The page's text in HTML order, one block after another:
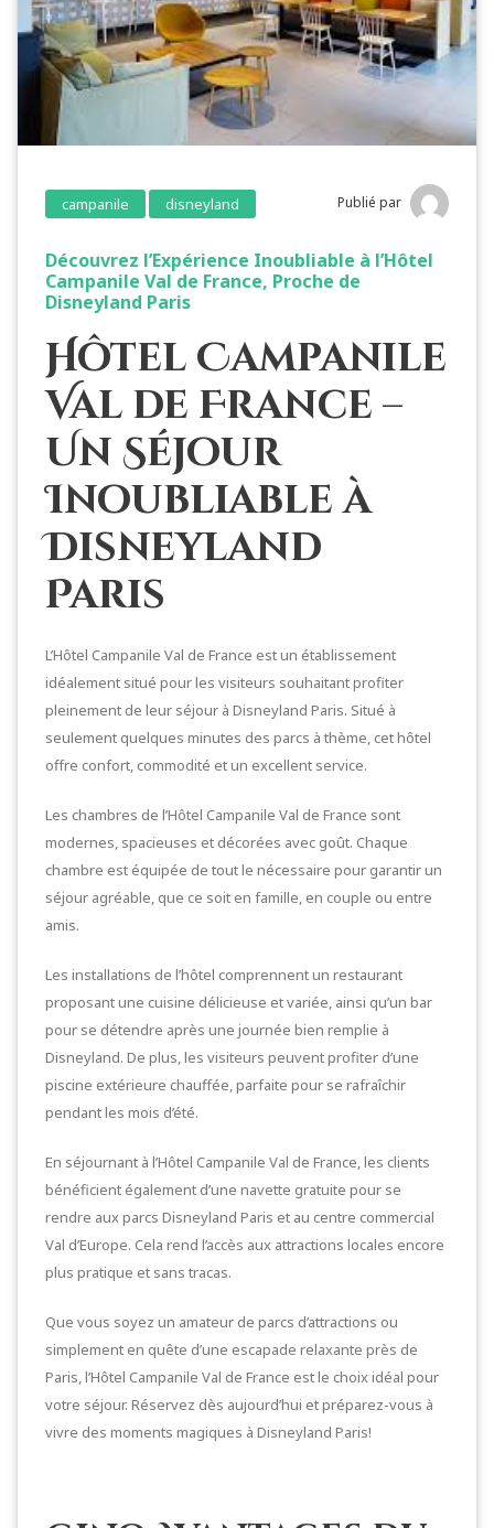
campanile disneyland Publié par
Découvrez l’Expérience Inoubliable à l’Hôtel
Campanile Val de France, Proche de
Disneyland Paris
Hôtel Campanile
Val de France –
Un Séjour
Inoubliable à
Disneyland
Paris
L’Hôtel Campanile Val de France est un établissement
idéalement situé pour les visiteurs souhaitant profiter
pleinement de leur séjour à Disneyland Paris. Situé à
seulement quelques minutes des parcs à thème, cet hôtel
offre confort, commodité et un excellent service.
Les chambres de l’Hôtel Campanile Val de France sont
modernes, spacieuses et décorées avec goût. Chaque
chambre est équipée de tout le nécessaire pour garantir un
séjour agréable, que ce soit en famille, en couple ou entre
amis.
Les installations de l’hôtel comprennent un restaurant
proposant une cuisine délicieuse et variée, ainsi qu’un bar
pour se détendre après une journée bien remplie à
Disneyland. De plus, les visiteurs peuvent profiter d’une
piscine extérieure chauffée, parfaite pour se rafraîchir
pendant les mois d’été.
En séjournant à l’Hôtel Campanile Val de France, les clients
bénéficient également d’une navette gratuite pour se
rendre aux parcs Disneyland Paris et au centre commercial
Val d’Europe. Cela rend l’accès aux attractions locales encore
plus pratique et sans tracas.
Que vous soyez un amateur de parcs d’attractions ou
simplement en quête d’une escapade relaxante près de
Paris, l’Hôtel Campanile Val de France est le choix idéal pour
votre séjour. Réservez dès aujourd’hui et préparez-vous à
vivre des moments magiques à Disneyland Paris!